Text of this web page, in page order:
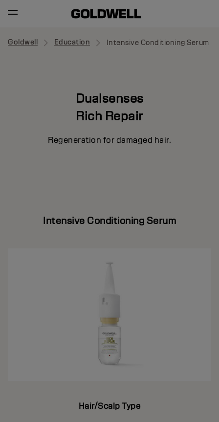
Goldwell Education Intensive Conditioning Serum
Dualsenses
Rich Repair
Regeneration for damaged hair.
Intensive Conditioning Serum
Hair/Scalp Type